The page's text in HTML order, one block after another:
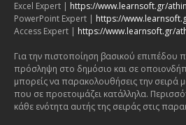
Excel Expert | https://www.learnsoft.gr/
PowerPoint Expert | https://
Access Expert | https://www.learnsoft.gr/
Για την πιστοποίηση βασικού επιπέδου
πρόσληψη στο δημόσιο και σε
μπορείς να παρακολουθήσεις την σειρά
που σε προετοιμάζει κατάλληλα.
κάθε ενότητα αυτής της σειράς στις